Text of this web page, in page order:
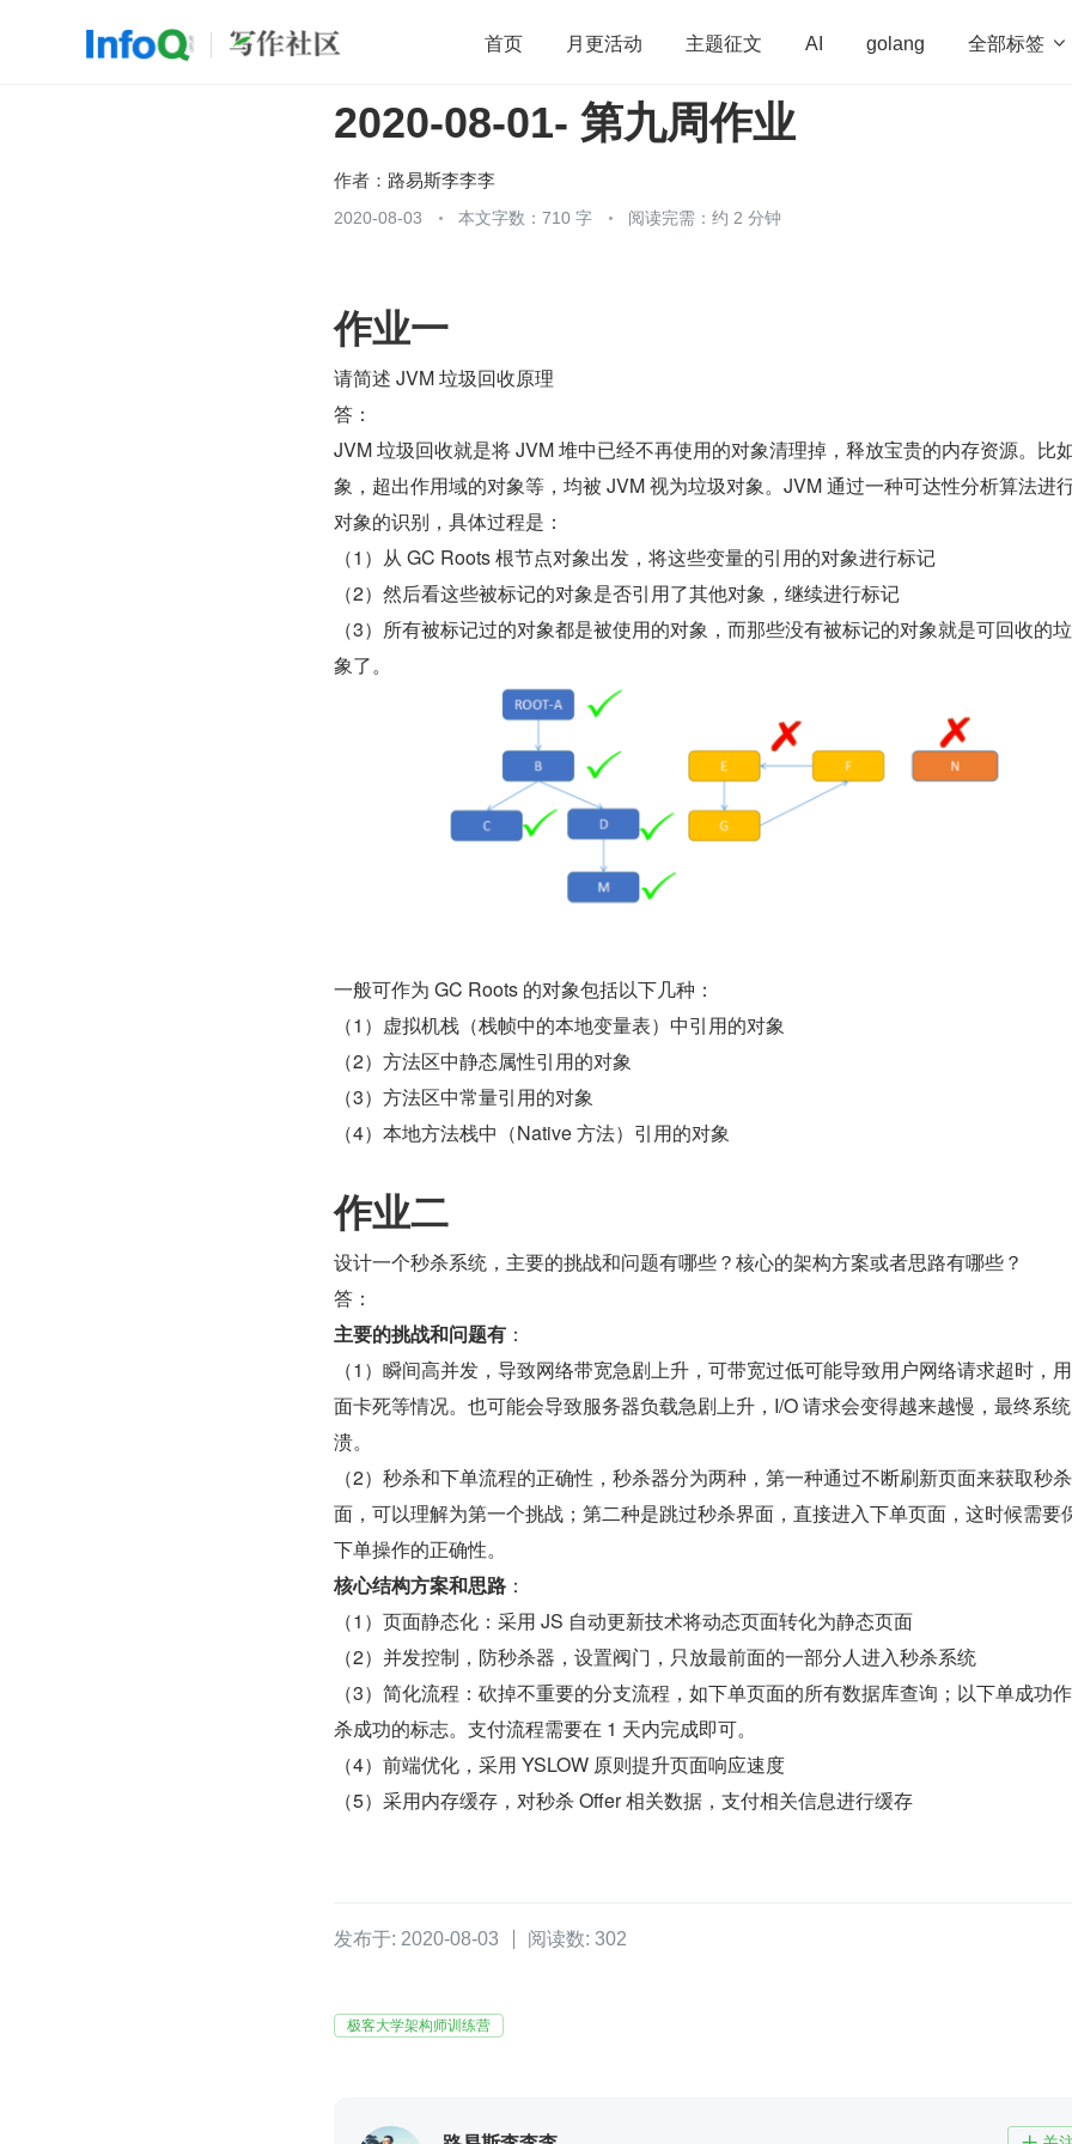
首页 月更活动 主题征文 AI golang 全部标签 
开源 架构 OpenHarmony 算法 学习方法
团队管理
2020-08-01- 第九周作业
作者： 路易斯李李李
2020-08-03 本文字数：710 字 阅读完需：约 2 分钟
作业一
请简述 JVM 垃圾回收原理
答：
JVM 垃圾回收就是将 JVM 堆中已经不再使用的对象清理掉，释放宝贵的内存资源。比
象，超出作用域的对象等，均被 JVM 视为垃圾对象。JVM 通过一种可达性分析算法进
对象的识别，具体过程是：
（1）从 GC Roots 根节点对象出发，将这些变量的引用的对象进行标记
（2）然后看这些被标记的对象是否引用了其他对象，继续进行标记
（3）所有被标记过的对象都是被使用的对象，而那些没有被标记的对象就是可回收的
象了。
一般可作为 GC Roots 的对象包括以下几种：
（1）虚拟机栈（栈帧中的本地变量表）中引用的对象
（2）方法区中静态属性引用的对象
（3）方法区中常量引用的对象
（4）本地方法栈中（Native 方法）引用的对象
作业二
设计一个秒杀系统，主要的挑战和问题有哪些？核心的架构方案或者思路有哪些？
答：
主要的挑战和问题有 ：
（1）瞬间高并发，导致网络带宽急剧上升，可带宽过低可能导致用户网络请求超时，
面卡死等情况。也可能会导致服务器负载急剧上升，I/O 请求会变得越来越慢，最终系
溃。
（2）秒杀和下单流程的正确性，秒杀器分为两种，第一种通过不断刷新页面来获取秒
面，可以理解为第一个挑战；第二种是跳过秒杀界面，直接进入下单页面，这时候需要
下单操作的正确性。
核心结构方案和思路 ：
（1）页面静态化：采用 JS 自动更新技术将动态页面转化为静态页面
（2）并发控制，防秒杀器，设置阀门，只放最前面的一部分人进入秒杀系统
（3）简化流程：砍掉不重要的分支流程，如下单页面的所有数据库查询；以下单成功
杀成功的标志。支付流程需要在 1 天内完成即可。
（4）前端优化，采用 YSLOW 原则提升页面响应速度
（5）采用内存缓存，对秒杀 Offer 相关数据，支付相关信息进行缓存
发布于: 2020-08-03 阅读数: 302
极客大学架构师训练营